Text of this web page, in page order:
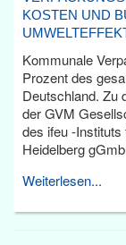
KOSTEN UND
Kommunale
Prozent des
Deutschland. Zu
der GVM
des ifeu -
Heidelberg
Weiterlesen...